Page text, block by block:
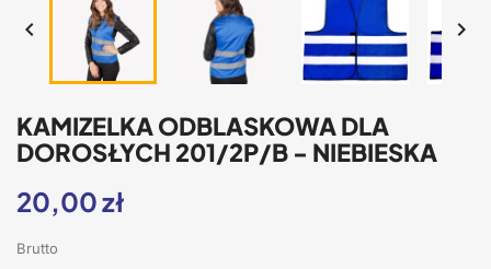
 
KAMIZELKA ODBLASKOWA DLA
DOROSŁYCH 201/2P/B - NIEBIESKA
20,00 zł
Brutto